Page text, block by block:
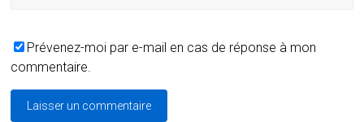
Prévenez-moi par e-mail en cas de réponse à mon
commentaire.